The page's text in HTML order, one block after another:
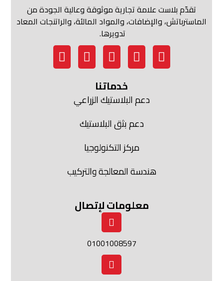
تقدّم بلاست علامة تجارية موثوقة وعالية الجودة من
الماسترباتش، والإضافات، والمواد المالئة، والراتنجات المعاد
تدويرها.
خدماتنا
دعم البلاستيك الزراعي
دعم بثق البلاستيك
مركز التكنولوجيا
هندسة المعالجة والتركيب
معلومات لإتصال
01001008597